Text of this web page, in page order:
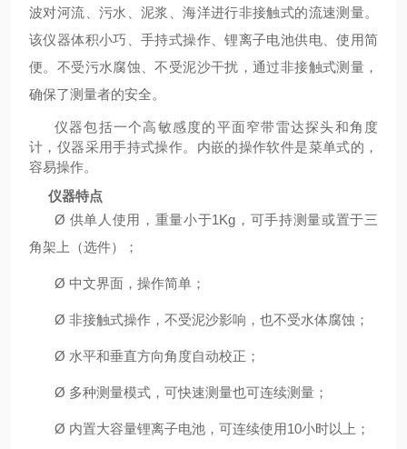
波对河流、污水、泥浆、海洋进行非接触式的流速测量。
该仪器体积小巧、手持式操作、锂离子电池供电、使用简
便。不受污水腐蚀、不受泥沙干扰，通过非接触式测量，
确保了测量者的安全。
仪器包括一个高敏感度的平面窄带雷达探头和角度
计，仪器采用手持式操作。内嵌的操作软件是菜单式的，
容易操作。
仪器特点
Ø 供单人使用，重量小于1Kg ，可手持测量或置于三
角架上（选件）
；
Ø 中文界面，操作简单 ；
Ø 非接触式操作，不受泥沙影响，也不受水体腐蚀 ；
Ø 水平和垂直方向角度自动校正；
Ø 多种测量模式，可快速测量也可连续测量 ；
Ø 内置大容量锂离子电池 ，可连续使用10小时以上 ；